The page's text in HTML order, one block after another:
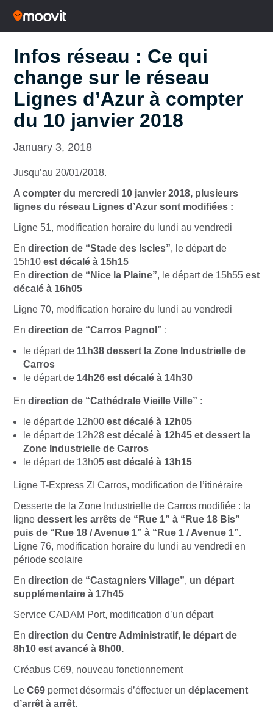
Infos réseau : Ce qui
change sur le réseau
Lignes d’Azur à compter
du 10 janvier 2018
January 3, 2018
Jusqu’au 20/01/2018.
A compter du mercredi 10 janvier 2018, plusieurs
lignes du réseau Lignes d’Azur sont modifiées :
Ligne 51, modification horaire du lundi au vendredi
En direction de “Stade des Iscles”, le départ de
15h10 est décalé à 15h15
En direction de “Nice la Plaine”, le départ de 15h55 est
décalé à 16h05
Ligne 70, modification horaire du lundi au vendredi
En direction de “Carros Pagnol” :
le départ de 11h38 dessert la Zone Industrielle de
Carros
le départ de 14h26 est décalé à 14h30
En direction de “Cathédrale Vieille Ville” :
le départ de 12h00 est décalé à 12h05
le départ de 12h28 est décalé à 12h45 et dessert la
Zone Industrielle de Carros
le départ de 13h05 est décalé à 13h15
Ligne T-Express ZI Carros, modification de l’itinéraire
Desserte de la Zone Industrielle de Carros modifiée : la
ligne dessert les arrêts de “Rue 1” à “Rue 18 Bis”
puis de “Rue 18 / Avenue 1” à “Rue 1 / Avenue 1”.
Ligne 76, modification horaire du lundi au vendredi en
période scolaire
En direction de “Castagniers Village”, un départ
supplémentaire à 17h45
Service CADAM Port, modification d’un départ
En direction du Centre Administratif, le départ de
8h10 est avancé à 8h00.
Créabus C69, nouveau fonctionnement
Le C69 permet désormais d’éffectuer un déplacement
d’arrêt à arrêt.